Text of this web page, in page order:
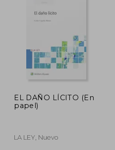
dcto.
EL DAÑO LÍCITO (En
papel)
LA LEY, Nuevo